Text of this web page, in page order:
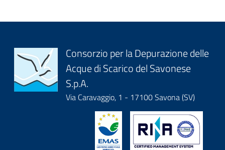
Block
it-
block-
logoeintestazionedelsito
Consorzio per la Depurazione delle
Acque di Scarico del Savonese
S.p.A.
Via Caravaggio, 1 - 17100 Savona (SV)